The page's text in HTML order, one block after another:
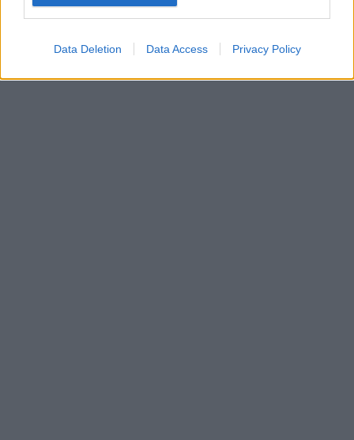
Data Deletion Data Access Privacy Policy